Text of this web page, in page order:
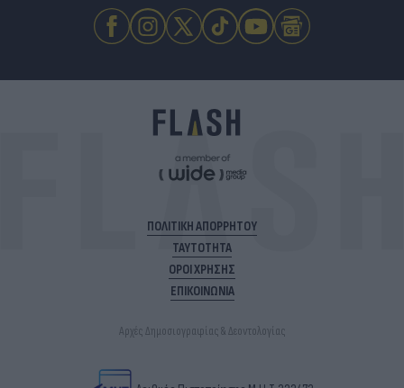
ΠΟΛΙΤΙΚΗ ΑΠΟΡΡΗΤΟΥ
ΤΑΥΤΟΤΗΤΑ
ΟΡΟΙ ΧΡΗΣΗΣ
ΕΠΙΚΟΙΝΩΝΙΑ
Αρχές Δημοσιογραφίας & Δεοντολογίας